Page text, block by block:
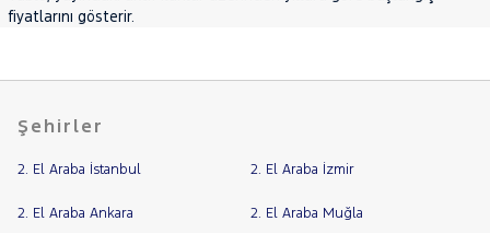
RANGER
CONNECT
TOURNEO
COURIER
JOURNEY
CUSTOM
TRANSIT
No
fiyatlarını gösterir.
Şehirler
2. El Araba İstanbul 2. El Araba İzmir
2. El Araba Ankara 2. El Araba Muğla